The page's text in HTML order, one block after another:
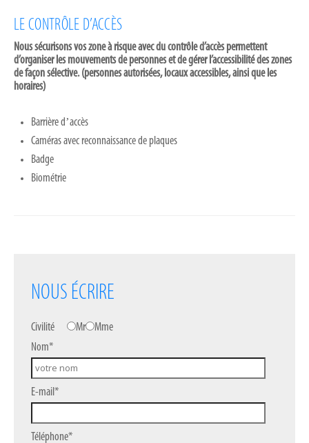
LE CONTRÔLE D’ACCÈS
Nous sécurisons vos zone à risque avec du contrôle d’accès permettent
d’organiser les mouvements de personnes et de gérer l’accessibilité des zones
de façon sélective. (personnes autorisées, locaux accessibles, ainsi que les
horaires)
Barrière dʼaccès
Caméras avec reconnaissance de plaques
Badge
Biométrie
NOUS ÉCRIRE
Civilité Mr
Mme
Nom*
E-mail*
Téléphone*